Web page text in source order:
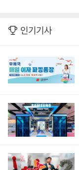
인기기사